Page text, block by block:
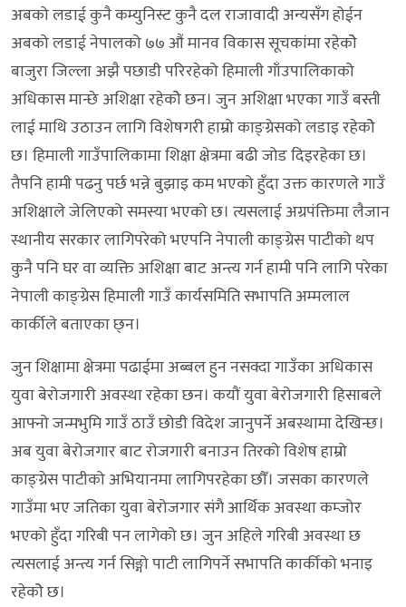
अबको लडाई कुनै कम्युनिस्ट कुनै दल राजावादी अन्यसँग होईन
अबको लडाई नेपालको ७७ औं मानव विकास सूचकांमा रहेकोे
बाजुरा जिल्ला अझै पछाडी परिरहेको हिमाली गाँउपालिकाको
अधिकास मान्छे अशिक्षा रहेकोे छन। जुन अशिक्षा भएका गाउँ बस्ती
लाई माथि उठाउन लागि विशेषगरी हाम्रो काङ्ग्रेसको लडाइ रहेकोे
छ। हिमाली गाउँपालिकामा शिक्षा क्षेत्रमा बढी जोड दिइरहेका छ।
तैपनि हामी पढनु पर्छ भन्ने बुझाइ कम भएको हुँदा उक्त कारणले गाउँ
अशिक्षाले जेलिएको समस्या भएको छ। त्यसलाई अग्रपंक्तिमा लैजान
स्थानीय सरकार लागिपरेको भएपनि नेपाली काङ्ग्रेस पाटीको थप
कुनै पनि घर वा व्यक्ति अशिक्षा बाट अन्त्य गर्न हामी पनि लागि परेका
नेपाली काङ्ग्रेस हिमाली गाउँ कार्यसमिति सभापति अम्मलाल
कार्कीले बताएका छ्न।
जुन शिक्षामा क्षेत्रमा पढाईमा अब्बल हुन नसक्दा गाउँका अधिकास
युवा बेरोजगारी अवस्था रहेका छन। कयौं युवा बेरोजगारी हिसाबले
आफ्नो जन्मभुमि गाउँ ठाउँ छोडी विदेश जानुपर्ने अबस्थामा देखिन्छ।
अब युवा बेरोजगार बाट रोजगारी बनाउन तिरको विशेष हाम्रो
काङ्ग्रेस पाटीको अभियानमा लागिपरहेका छौँ। जसका कारणले
गाउँमा भए जतिका युवा बेरोजगार संगै आर्थिक अवस्था कम्जोर
भएको हुँदा गरिबी पन लागेको छ। जुन अहिले गरिबी अवस्था छ
त्यसलाई अन्त्य गर्न सिङ्गो पाटी लागिपर्ने सभापति कार्कीको भनाइ
रहेकोे छ।